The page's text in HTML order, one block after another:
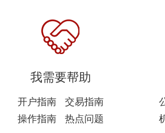
我需要帮助
开户指南
交易指南
操作指南
热点问题